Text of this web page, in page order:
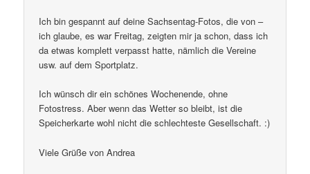
Ich bin gespannt auf deine Sachsentag-Fotos, die von –
ich glaube, es war Freitag, zeigten mir ja schon, dass ich
da etwas komplett verpasst hatte, nämlich die Vereine
usw. auf dem Sportplatz.
Ich wünsch dir ein schönes Wochenende, ohne
Fotostress. Aber wenn das Wetter so bleibt, ist die
Speicherkarte wohl nicht die schlech­teste Gesellschaft. :)
Viele Grüße von Andrea